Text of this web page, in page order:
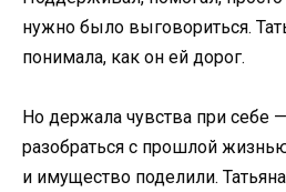
нужно было выговориться.
понимала, как он ей дорог.
Но держала чувства при себе
разобраться с прошлой
и имущество поделили.